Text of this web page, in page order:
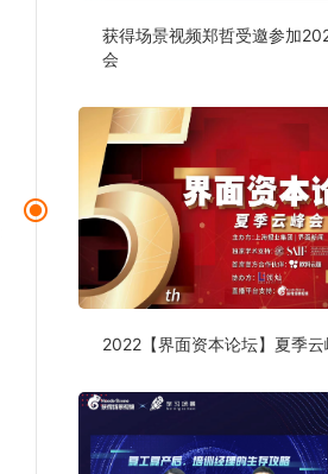
获得场景视频郑哲受邀参加
会
2022【界面资本论坛】夏季